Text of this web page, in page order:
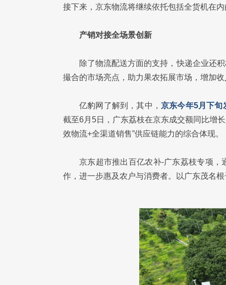
接下来，京东物流将继续依托包括全货机在
产销对接全场景创新
除了物流配送方面的支持，快递企业还
撮合的市场亮点，助力果农拓展市场，增加
亿豹网了解到，其中， 京东今年5月下旬
截至6月5日，广东荔枝在京东成交额同比增
效物流+全渠道销售”供应链能力的综合体现。
京东超市推出百亿农补-广东荔枝专项
作，进一步惠及农户与消费者。以广东茂名